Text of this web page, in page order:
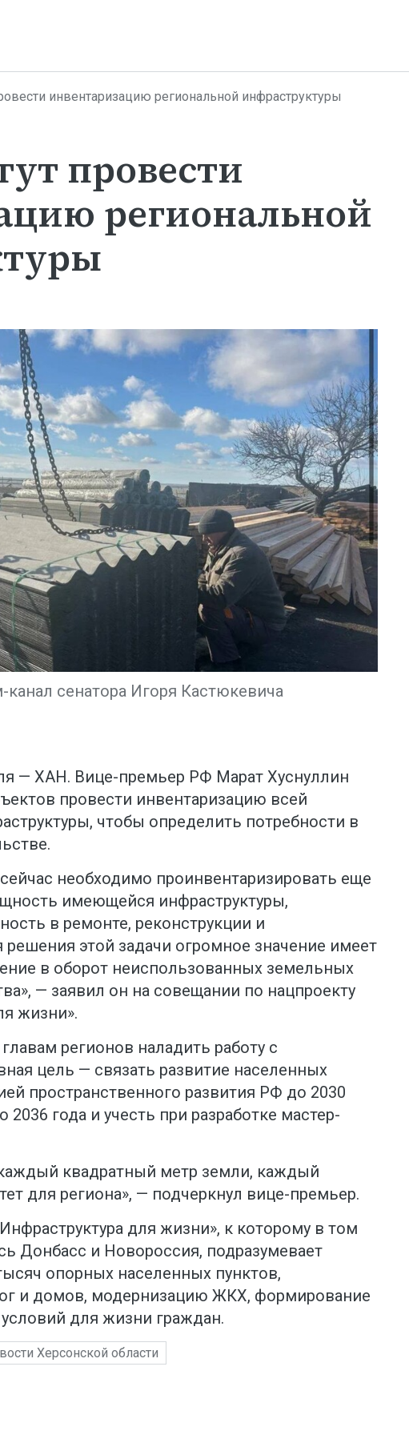
инвентаризацию региональной инфраструктуры
провести
региональной
сенатора Игоря Кастюкевича
— ХАН. Вице-премьер РФ Марат Хуснуллин
провести инвентаризацию всей
чтобы определить потребности в
необходимо проинвентаризировать еще
имеющейся инфраструктуры,
в ремонте, реконструкции и
решения этой задачи огромное значение имеет
в оборот неиспользованных земельных
— заявил он на совещании по нацпроекту
жизни».
регионов наладить работу с
цель — связать развитие населенных
пространственного развития РФ до 2030
2036 года и учесть при разработке мастер-
квадратный метр земли, каждый
для региона», — подчеркнул вице-премьер.
для жизни», к которому в том
Донбасс и Новороссия, подразумевает
опорных населенных пунктов,
и домов, модернизацию ЖКХ, формирование
для жизни граждан.
Херсонской области